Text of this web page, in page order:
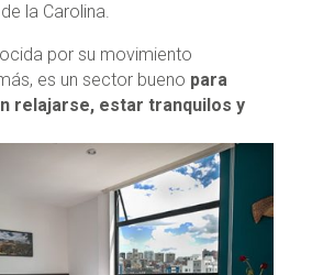
la Carolina.
por su movimiento
es un sector bueno para
relajarse, estar tranquilos y